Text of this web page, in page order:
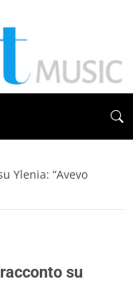
Ylenia: “Avevo
su